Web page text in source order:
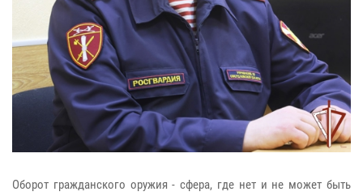
Оборот гражданского оружия - сфера, где нет и не может быть